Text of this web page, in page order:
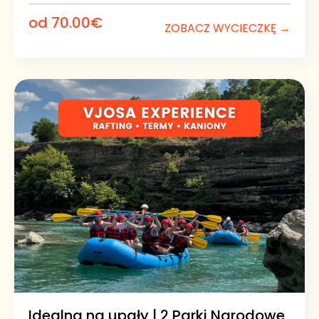
Zatrzymujemy się przy moście zawieszonym nad
kanionem, skąd rozciąga się spektakularny widok na
Następnie ruszamy szlakiem prowadzącym do
wodospadu Grunas. To zupełnie inne miejsce niż Blue
Eye – zamiast turkusowego źródła otoczonego lasem
zobaczysz wysoki wodospad spływający po skalnej
ścianie w otoczeniu surowego górskiego krajobrazu.
Po krótkim odpoczynku wracamy malowniczą ścieżką
do wioski Theth.
Wioska Theth i historia Kanunu
Po górskich trekkingach przychodzi czas na
odpoczynek przy tradycyjnym albańskim obiedzie w
lokalnej gospodzie.
Następnie odwiedzimy historycznąKullę, czyli wieżę
odosobnienia, gdzie poznamy historięKanunu–
Albanii. Dowiesz się, skąd wzięły się opowieści o
od 70.00€ ZOBACZ WYCIECZKĘ →